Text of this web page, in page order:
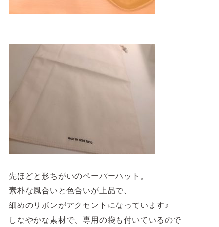
先ほどと形ちがいのペーパーハット。
素朴な風合いと色合いが上品で、
細めのリボンがアクセントになっています♪
しなやかな素材で、専用の袋も付いているので